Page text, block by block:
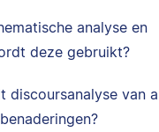
analyse en
deze gebruikt?
discoursanalyse van